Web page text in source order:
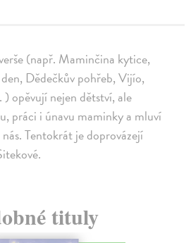
(např. Maminčina kytice,
Dědečkův pohřeb, Vijío,
opěvují nejen dětství, ale
práci i únavu maminky a mluví
Tentokrát je doprovázejí
tituly